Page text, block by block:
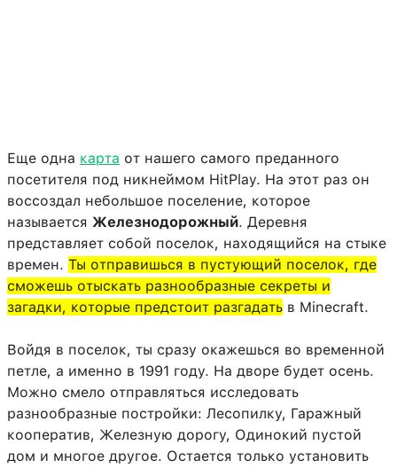
Еще одна карта от нашего самого преданного
посетителя под никнеймом HitPlay. На этот раз он
воссоздал небольшое поселение, которое
называется Железнодорожный. Деревня
представляет собой поселок, находящийся на стыке
времен. Ты отправишься в пустующий поселок, где
сможешь отыскать разнообразные секреты и
загадки, которые предстоит разгадать в Minecraft.
Войдя в поселок, ты сразу окажешься во временной
петле, а именно в 1991 году. На дворе будет осень.
Можно смело отправляться исследовать
разнообразные постройки: Лесопилку, Гаражный
кооператив, Железную дорогу, Одинокий пустой
дом и многое другое. Остается только установить